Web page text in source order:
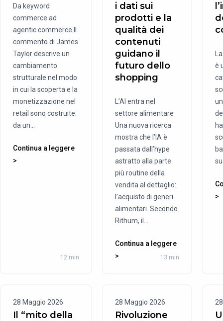
Da keyword
commerce ad
agentic commerce Il
commento di James
Taylor descrive un
cambiamento
strutturale nel modo
in cui la scoperta e la
monetizzazione nel
retail sono costruite:
da un...
Continua a leggere
>
12 min
i dati sui
prodotti e la
qualità dei
contenuti
guidano il
futuro dello
shopping
L’AI entra nel
settore alimentare
Una nuova ricerca
mostra che l’IA è
passata dall’hype
astratto alla parte
più routine della
vendita al dettaglio:
l’acquisto di generi
alimentari. Secondo
Rithum, il...
Continua a leggere
>
13 min
è
>
28 Maggio 2026
Il “mito della
28 Maggio 2026
Rivoluzione